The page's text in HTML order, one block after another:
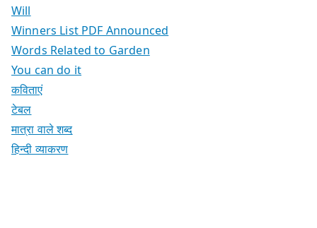
Will
Winners List PDF Announced
Words Related to Garden
You can do it
कविताएं
टेबल
मात्रा वाले शब्द
हिन्दी व्याकरण